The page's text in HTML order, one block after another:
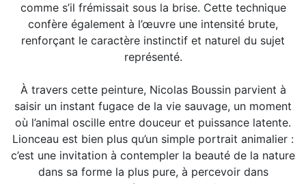
comme s’il frémissait sous la brise. Cette technique
confère également à l’œuvre une intensité brute,
renforçant le caractère instinctif et naturel du sujet
représenté.
À travers cette peinture, Nicolas Boussin parvient à
saisir un instant fugace de la vie sauvage, un moment
où l’animal oscille entre douceur et puissance latente.
Lionceau est bien plus qu’un simple portrait animalier :
c’est une invitation à contempler la beauté de la nature
dans sa forme la plus pure, à percevoir dans